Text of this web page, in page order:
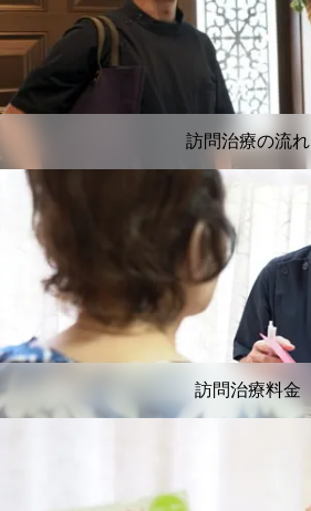
訪問治療の流れ
訪問治療料金